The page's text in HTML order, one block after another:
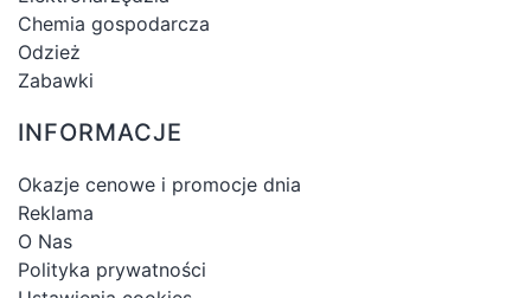
Chemia gospodarcza
Odzież
Zabawki
INFORMACJE
Okazje cenowe i promocje dnia
Reklama
O Nas
Polityka prywatności